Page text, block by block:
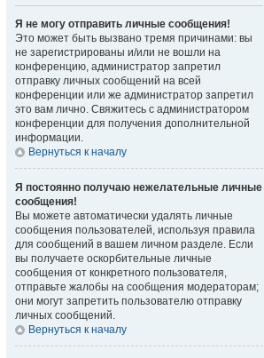
Я не могу отправить личные сообщения!
Это может быть вызвано тремя причинами: вы
не зарегистрированы и/или не вошли на
конференцию, администратор запретил
отправку личных сообщений на всей
конференции или же администратор запретил
это вам лично. Свяжитесь с администратором
конференции для получения дополнительной
информации.
Вернуться к началу
Я постоянно получаю нежелательные личные
сообщения!
Вы можете автоматически удалять личные
сообщения пользователей, используя правила
для сообщений в вашем личном разделе. Если
вы получаете оскорбительные личные
сообщения от конкретного пользователя,
отправьте жалобы на сообщения модераторам;
они могут запретить пользователю отправку
личных сообщений.
Вернуться к началу